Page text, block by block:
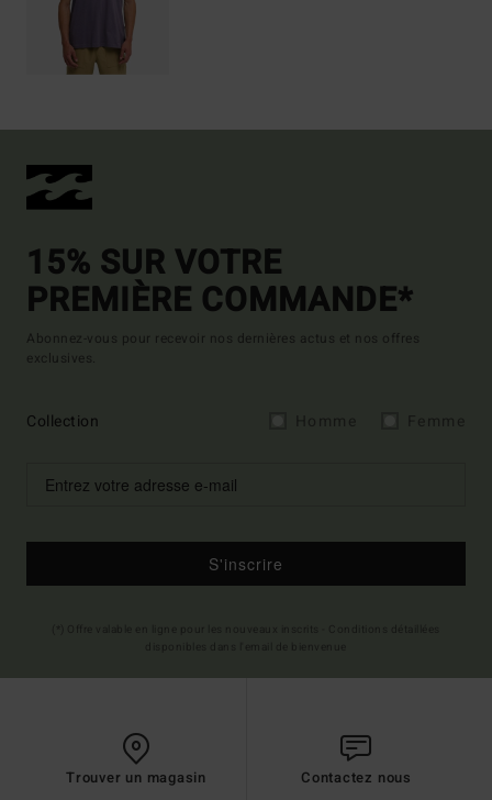
15% SUR VOTRE
PREMIÈRE COMMANDE*
Abonnez-vous pour recevoir nos dernières actus et nos offres
exclusives.
Collection
S'inscrire
Trouver un magasin Contactez nous